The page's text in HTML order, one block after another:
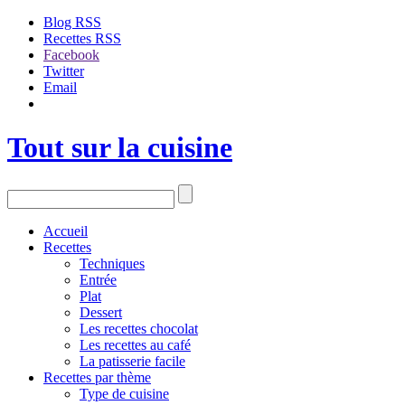
Blog RSS
Recettes RSS
Facebook
Twitter
Email
Tout sur la cuisine
Accueil
Recettes
Techniques
Entrée
Plat
Dessert
Les recettes chocolat
Les recettes au café
La patisserie facile
Recettes par thème
Type de cuisine